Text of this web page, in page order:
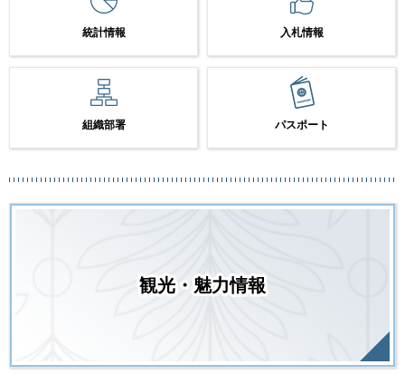
統計情報 入札情報
組織部署 パスポート
観光・魅力情報